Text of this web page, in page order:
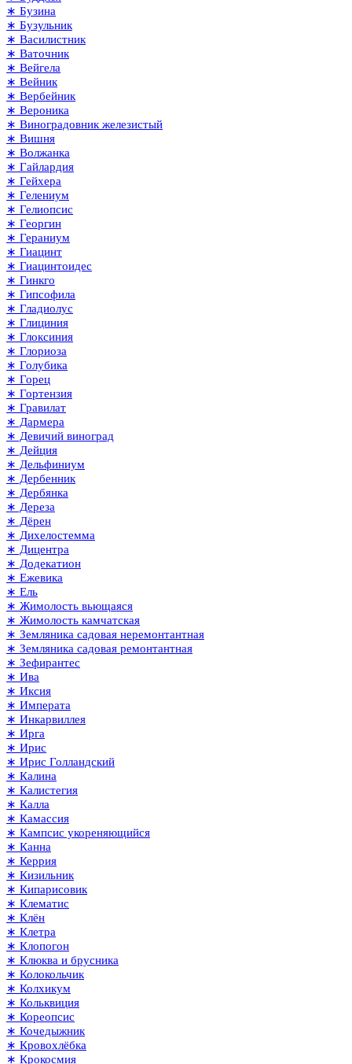
∗ Бузина
∗ Бузульник
∗ Василистник
∗ Ваточник
∗ Вейгела
∗ Вейник
∗ Вербейник
∗ Вероника
∗ Виноградовник железистый
∗ Вишня
∗ Волжанка
∗ Гайлардия
∗ Гейхера
∗ Гелениум
∗ Гелиопсис
∗ Георгин
∗ Гераниум
∗ Гиацинт
∗ Гиацинтоидес
∗ Гинкго
∗ Гипсофила
∗ Гладиолус
∗ Глициния
∗ Глоксиния
∗ Глориоза
∗ Голубика
∗ Горец
∗ Гортензия
∗ Гравилат
∗ Дармера
∗ Девичий виноград
∗ Дейция
∗ Дельфиниум
∗ Дербенник
∗ Дербянка
∗ Дереза
∗ Дёрен
∗ Дихелостемма
∗ Дицентра
∗ Додекатион
∗ Ежевика
∗ Ель
∗ Жимолость вьющаяся
∗ Жимолость камчатская
∗ Земляника садовая неремонтантная
∗ Земляника садовая ремонтантная
∗ Зефирантес
∗ Ива
∗ Иксия
∗ Императа
∗ Инкарвиллея
∗ Ирга
∗ Ирис
∗ Ирис Голландский
∗ Калина
∗ Калистегия
∗ Калла
∗ Камассия
∗ Кампсис укореняющийся
∗ Канна
∗ Керрия
∗ Кизильник
∗ Кипарисовик
∗ Клематис
∗ Клён
∗ Клетра
∗ Клопогон
∗ Клюква и брусника
∗ Колокольчик
∗ Колхикум
∗ Кольквиция
∗ Кореопсис
∗ Кочедыжник
∗ Кровохлёбка
∗ Крокосмия